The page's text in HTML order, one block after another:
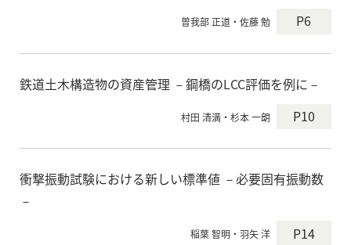
曽我部 正道・佐藤 勉 P6
鉄道土木構造物の資産管理 －鋼橋のLCC評価を例に－
村田 清満・杉本 一朗 P10
衝撃振動試験における新しい標準値 －必要固有振動数
－
稲葉 智明・羽矢 洋 P14